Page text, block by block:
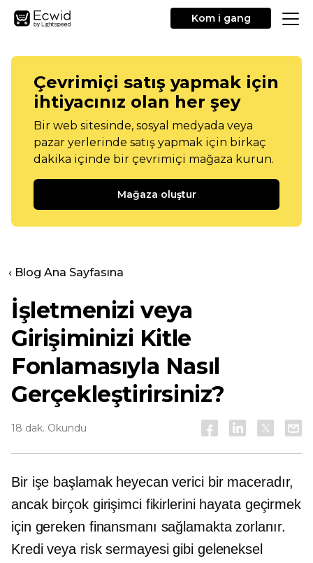
Kom i gang
Çevrimiçi satış yapmak için
ihtiyacınız olan her şey
Bir web sitesinde, sosyal medyada veya
pazar yerlerinde satış yapmak için birkaç
dakika içinde bir çevrimiçi mağaza kurun.
Mağaza oluştur
‹ Blog Ana Sayfasına
İşletmenizi veya
Girişiminizi Kitle
Fonlamasıyla Nasıl
Gerçekleştirirsiniz?
18 dak. Okundu
Bir işe başlamak heyecan verici bir maceradır,
ancak birçok girişimci fikirlerini hayata geçirmek
için gereken finansmanı sağlamakta zorlanır.
Kredi veya risk sermayesi gibi geleneksel